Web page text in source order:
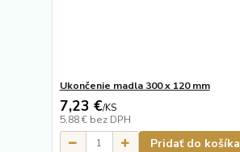
Ukončenie madla 300 x 120 mm
7,23 €/KS
5,88 € bez DPH
Pridať do košíka